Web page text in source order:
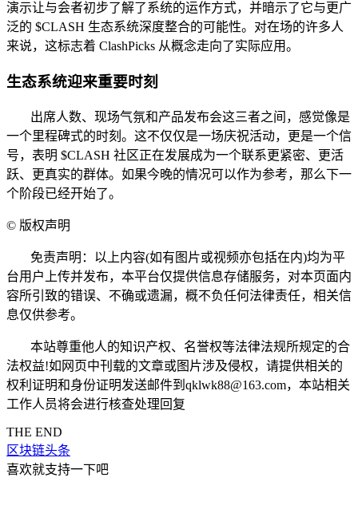
演示让与会者初步了解了系统的运作方式，并暗示了它与更广
泛的 $CLASH 生态系统深度整合的可能性。对在场的许多人
来说，这标志着 ClashPicks 从概念走向了实际应用。
生态系统迎来重要时刻
出席人数、现场气氛和产品发布会这三者之间，感觉像是
一个里程碑式的时刻。这不仅仅是一场庆祝活动，更是一个信
号，表明 $CLASH 社区正在发展成为一个联系更紧密、更活
跃、更真实的群体。如果今晚的情况可以作为参考，那么下一
个阶段已经开始了。
© 版权声明
免责声明：以上内容(如有图片或视频亦包括在内)均为平
台用户上传并发布，本平台仅提供信息存储服务，对本页面内
容所引致的错误、不确或遗漏，概不负任何法律责任，相关信
息仅供参考。
本站尊重他人的知识产权、名誉权等法律法规所规定的合
法权益!如网页中刊载的文章或图片涉及侵权，请提供相关的
权利证明和身份证明发送邮件到qklwk88@163.com，本站相关
工作人员将会进行核查处理回复
THE END
区块链头条
喜欢就支持一下吧